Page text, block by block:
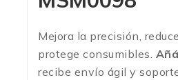
Mejora la precisión,
protege consumibles.
recibe envío ágil y